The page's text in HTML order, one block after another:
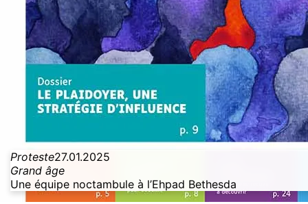
Proteste27.01.2025
Grand âge
Une équipe noctambule à l’Ehpad Bethesda